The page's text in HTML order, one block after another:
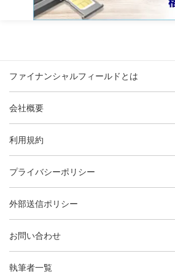
ファイナンシャルフィールドとは
会社概要
利用規約
プライバシーポリシー
外部送信ポリシー
お問い合わせ
執筆者一覧